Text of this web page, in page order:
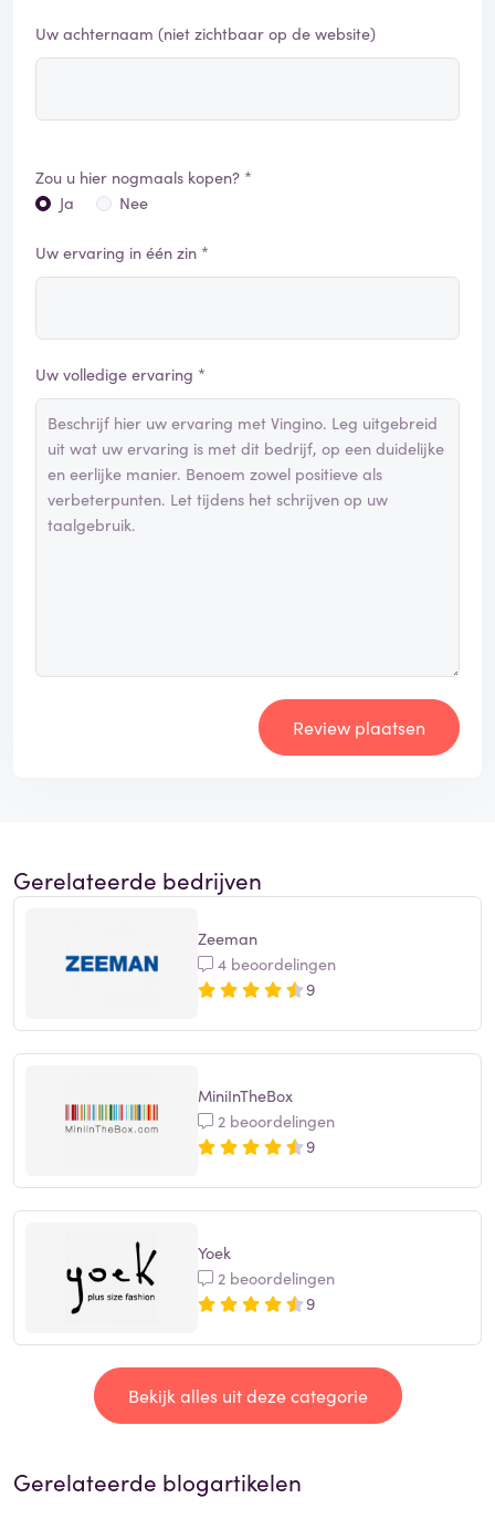
Uw achternaam (niet zichtbaar op de website)
Zou u hier nogmaals kopen? *
Ja
Nee
Uw ervaring in één zin *
Uw volledige ervaring *
Review plaatsen
Gerelateerde bedrijven
Zeeman
4 beoordelingen
9
MiniInTheBox
2 beoordelingen
9
Yoek
2 beoordelingen
9
Bekijk alles uit deze categorie
Gerelateerde blogartikelen